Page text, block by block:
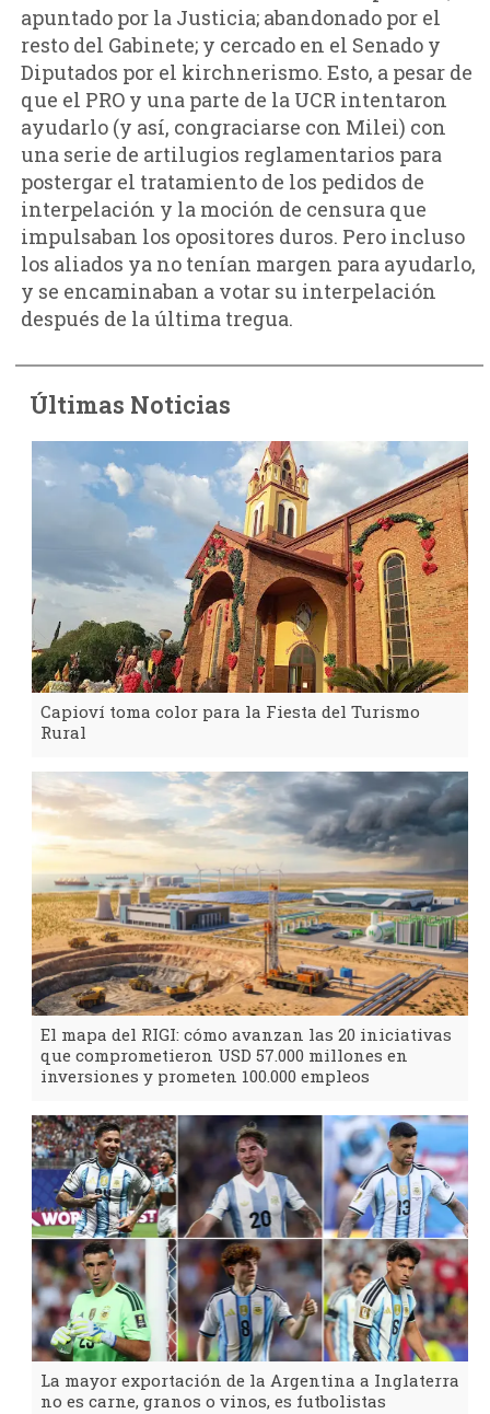
apuntado por la Justicia; abandonado por el
resto del Gabinete; y cercado en el Senado y
Diputados por el kirchnerismo. Esto, a pesar de
que el PRO y una parte de la UCR intentaron
ayudarlo (y así, congraciarse con Milei) con
una serie de artilugios reglamentarios para
postergar el tratamiento de los pedidos de
interpelación y la moción de censura que
impulsaban los opositores duros. Pero incluso
los aliados ya no tenían margen para ayudarlo,
y se encaminaban a votar su interpelación
después de la última tregua.
Últimas Noticias
Capioví toma color para la Fiesta del Turismo
Rural
El mapa del RIGI: cómo avanzan las 20 iniciativas
que comprometieron USD 57.000 millones en
inversiones y prometen 100.000 empleos
La mayor exportación de la Argentina a Inglaterra
no es carne, granos o vinos, es futbolistas